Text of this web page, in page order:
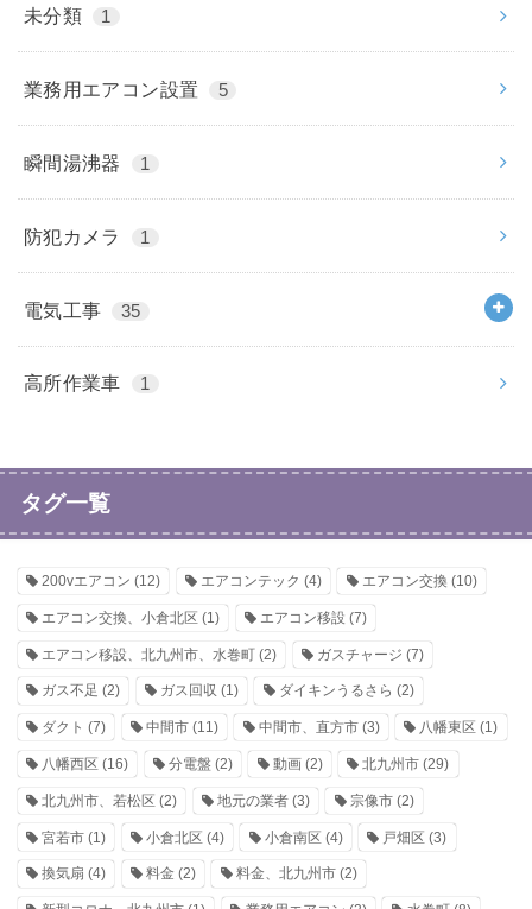
未分類 1
業務用エアコン設置 5
瞬間湯沸器 1
防犯カメラ 1
電気工事 35
高所作業車 1
タグ一覧
200vエアコン (12) エアコンテック (4) エアコン交換 (10)
エアコン交換、小倉北区 (1) エアコン移設 (7)
エアコン移設、北九州市、水巻町 (2) ガスチャージ (7)
ガス不足 (2) ガス回収 (1) ダイキンうるさら (2)
ダクト (7) 中間市(11) 中間市、直方市(3) 八幡東区 (1)
八幡西区 (16) 分電盤 (2) 動画(2) 北九州市 (29)
北九州市、若松区 (2) 地元の業者(3) 宗像市(2)
宮若市 (1) 小倉北区 (4) 小倉南区 (4) 戸畑区 (3)
換気扇 (4) 料金 (2) 料金、北九州市(2)